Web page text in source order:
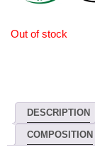
Out of stock
DESCRIPTION
COMPOSITION